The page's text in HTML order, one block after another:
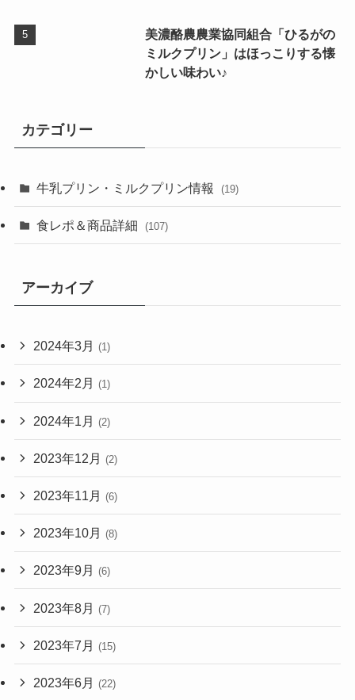
美濃酪農農業協同組合「ひるがの
ミルクプリン」はほっこりする懐
かしい味わい♪
カテゴリー
牛乳プリン・ミルクプリン情報 (19)
食レポ＆商品詳細 (107)
アーカイブ
2024年3月 (1)
2024年2月 (1)
2024年1月 (2)
2023年12月 (2)
2023年11月 (6)
2023年10月 (8)
2023年9月 (6)
2023年8月 (7)
2023年7月 (15)
2023年6月 (22)